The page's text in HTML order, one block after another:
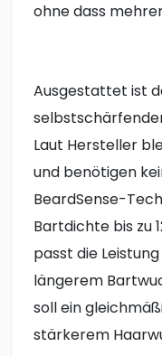
ohne dass
Ausgestattet ist
Laut Hersteller
und benötigen
BeardSense-
Bartdichte bis zu
passt die
längerem
soll ein
stärkerem